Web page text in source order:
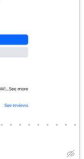
• • • • • • • • •